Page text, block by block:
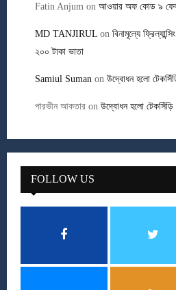
Fatin Anjum on আওয়ার অফ কোড ৯
MD TANJIRUL on বিনামূল্যে
২০০ টাকা ভাতা
Samiul Suman on উদ্বোধন হলো
পারভীন আকতার on উদ্বোধন হলো
FOLLOW US